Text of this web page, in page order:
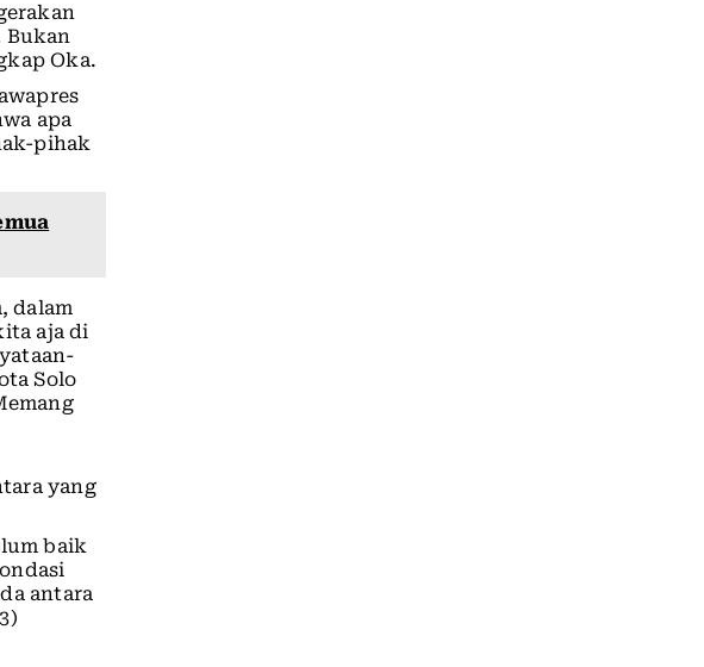
Bukan
Oka.
apa
pihak
dalam
aja di
Solo
yang
baik
antara